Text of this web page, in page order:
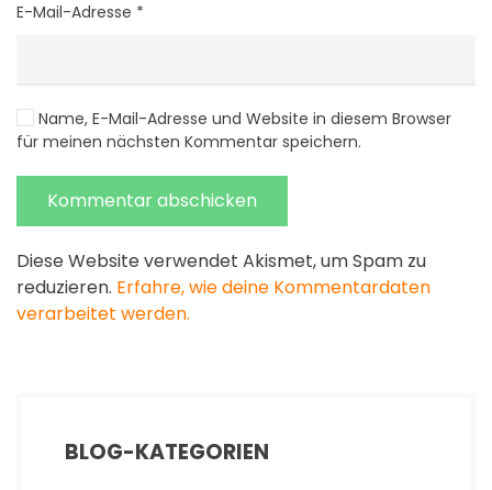
E-Mail-Adresse *
Name, E-Mail-Adresse und Website in diesem Browser
für meinen nächsten Kommentar speichern.
Kommentar abschicken
Diese Website verwendet Akismet, um Spam zu
reduzieren. Erfahre, wie deine Kommentardaten
verarbeitet werden.
BLOG-KATEGORIEN